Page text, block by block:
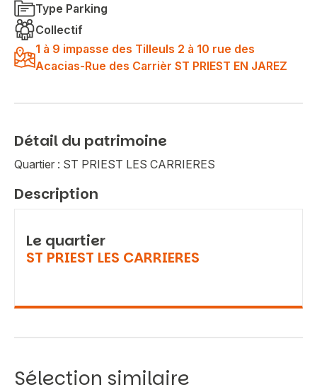
Type Parking
Collectif
1 à 9 impasse des Tilleuls 2 à 10 rue des
Acacias-Rue des Carrièr ST PRIEST EN JAREZ
Détail du patrimoine
Quartier : ST PRIEST LES CARRIERES
Description
Le quartier
ST PRIEST LES CARRIERES
Sélection similaire